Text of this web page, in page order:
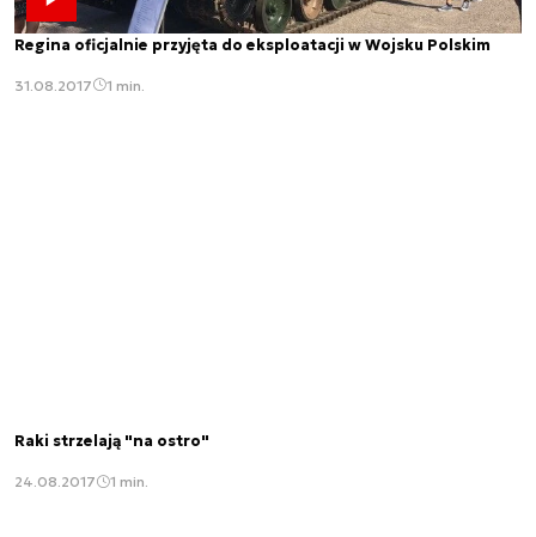
Regina oficjalnie przyjęta do eksploatacji w Wojsku Polskim
31.08.2017 1 min.
Raki strzelają "na ostro"
24.08.2017 1 min.